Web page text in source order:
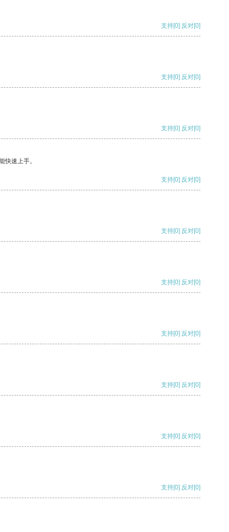
支持[0] 反对[0]
支持[0] 反对[0]
支持[0] 反对[0]
快速上手。
支持[0] 反对[0]
支持[0] 反对[0]
支持[0] 反对[0]
支持[0] 反对[0]
支持[0] 反对[0]
支持[0] 反对[0]
支持[0] 反对[0]